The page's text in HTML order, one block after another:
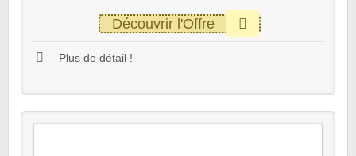
Découvrir l'Offre
Plus de détail !